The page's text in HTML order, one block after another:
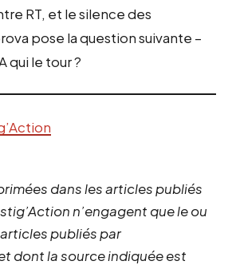
RT, et le silence des
pose la question suivante –
qui le tour ?
dans les articles publiés
n’engagent que le ou
publiés par
dont la source indiquée est